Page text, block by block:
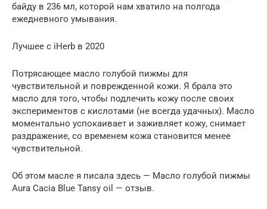
байду в 236 мл, которой нам хватило на полгода
ежедневного умывания.
Лучшее с iHerb в 2020
Потрясающее масло голубой пижмы для
чувствительной и поврежденной кожи. Я брала это
масло для того, чтобы подлечить кожу после своих
экспериментов с кислотами (не всегда удачных). Масло
моментально успокаивает и заживляет кожу, снимает
раздражение, со временем кожа становится менее
чувствительной.
Об этом масле я писала здесь — Масло голубой пижмы
Aura Cacia Blue Tansy oil — отзыв.